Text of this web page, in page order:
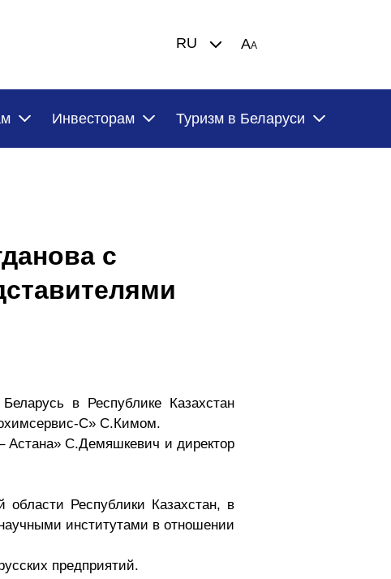
RU AA
Инвесторам Туризм в Беларуси
с
в Республике Казахстан
С» С.Кимом.
Астана» С.Демяшкевич и директор
Республики Казахстан, в
институтами в отношении
предприятий.